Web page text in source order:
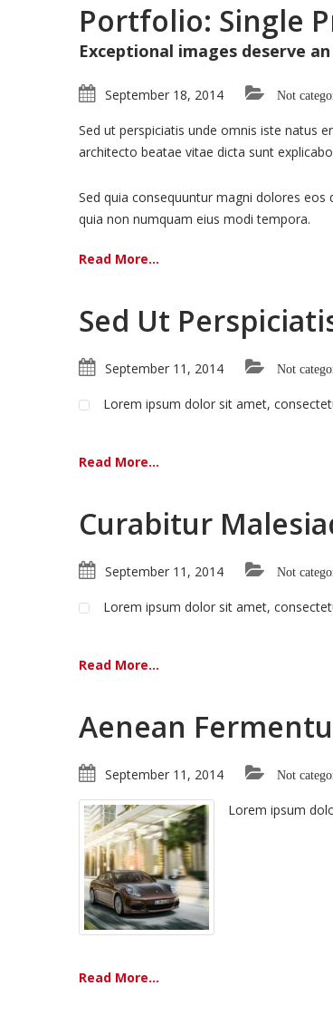
Portfolio: Single
Exceptional images deserve
September 18, 2014 Not
Sed ut perspiciatis unde omnis iste natus
architecto beatae vitae dicta sunt
Sed quia consequuntur magni dolores
quia non numquam eius modi tempora.
Read More...
Sed Ut
September 11, 2014 Not
Lorem ipsum dolor sit amet,
Read More...
Curabitur
September 11, 2014 Not
Lorem ipsum dolor sit amet,
Read More...
Aenean
September 11, 2014 Not
Lorem ipsum
Read More...